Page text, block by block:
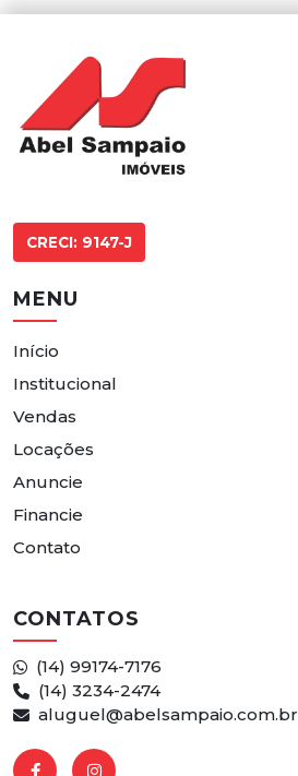
CRECI: 9147-J
MENU
Início
Institucional
Vendas
Locações
Anuncie
Financie
Contato
CONTATOS
(14) 99174-7176
(14) 3234-2474
aluguel@abelsampaio.com.br